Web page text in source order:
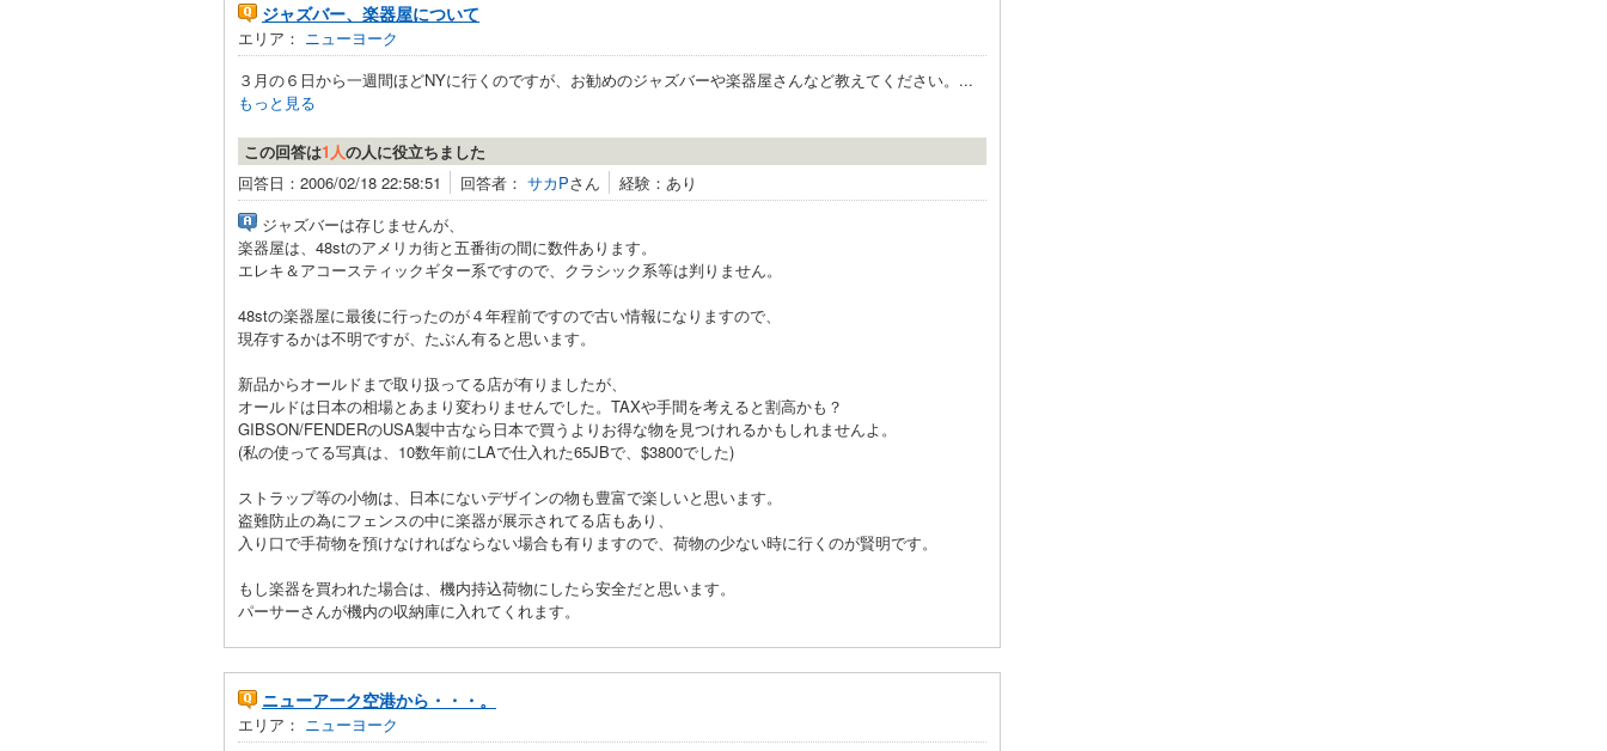
ジャズバー、楽器屋について
エリア： ニューヨーク
３月の６日から一週間ほどNYに行くのですが、お勧めのジャズバーや楽器屋さんなど教えてください。...
もっと見る
この回答は1人の人に役立ちました
回答日：2006/02/18 22:58:51
回答者： サカPさん
経験：あり
ジャズバーは存じませんが、
楽器屋は、48stのアメリカ街と五番街の間に数件あります。
エレキ＆アコースティックギター系ですので、クラシック系等は判りません。
48stの楽器屋に最後に行ったのが４年程前ですので古い情報になりますので、
現存するかは不明ですが、たぶん有ると思います。
新品からオールドまで取り扱ってる店が有りましたが、
オールドは日本の相場とあまり変わりませんでした。TAXや手間を考えると割高かも？
GIBSON/FENDERのUSA製中古なら日本で買うよりお得な物を見つけれるかもしれませんよ。
(私の使ってる写真は、10数年前にLAで仕入れた65JBで、$3800でした)
ストラップ等の小物は、日本にないデザインの物も豊富で楽しいと思います。
盗難防止の為にフェンスの中に楽器が展示されてる店もあり、
入り口で手荷物を預けなければならない場合も有りますので、荷物の少ない時に行くのが賢明です。
もし楽器を買われた場合は、機内持込荷物にしたら安全だと思います。
パーサーさんが機内の収納庫に入れてくれます。
ニューアーク空港から・・・。
エリア： ニューヨーク